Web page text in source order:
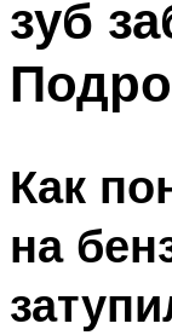
зуб
Как
на